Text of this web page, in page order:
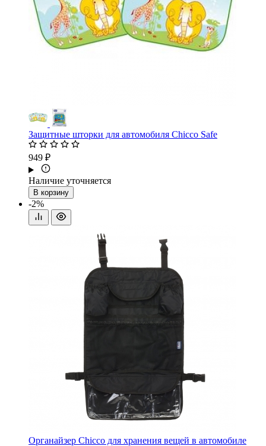
Защитные шторки для автомобиля Chicco Safe
949 ₽
Наличие уточняется
В корзину
-2%
Органайзер Chicco для хранения вещей в автомобиле